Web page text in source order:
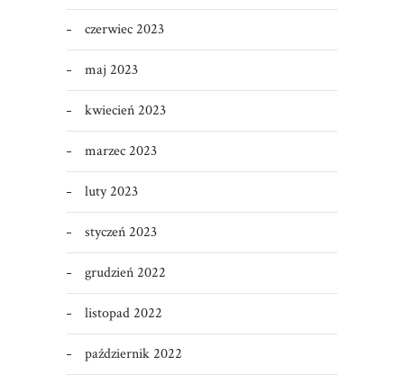
czerwiec 2023
maj 2023
kwiecień 2023
marzec 2023
luty 2023
styczeń 2023
grudzień 2022
listopad 2022
październik 2022